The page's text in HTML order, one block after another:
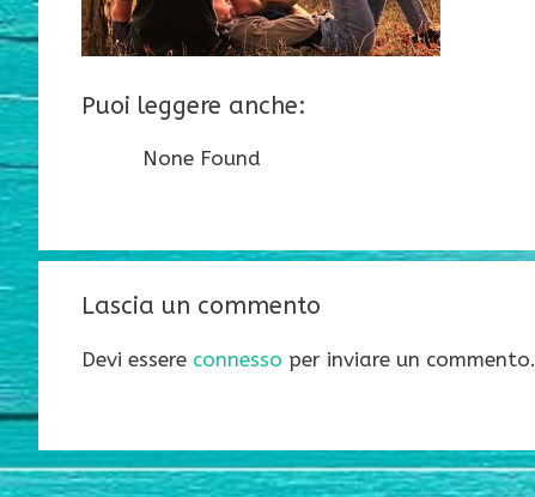
Puoi leggere anche:
None Found
Lascia un commento
Devi essere connesso per inviare un commento.